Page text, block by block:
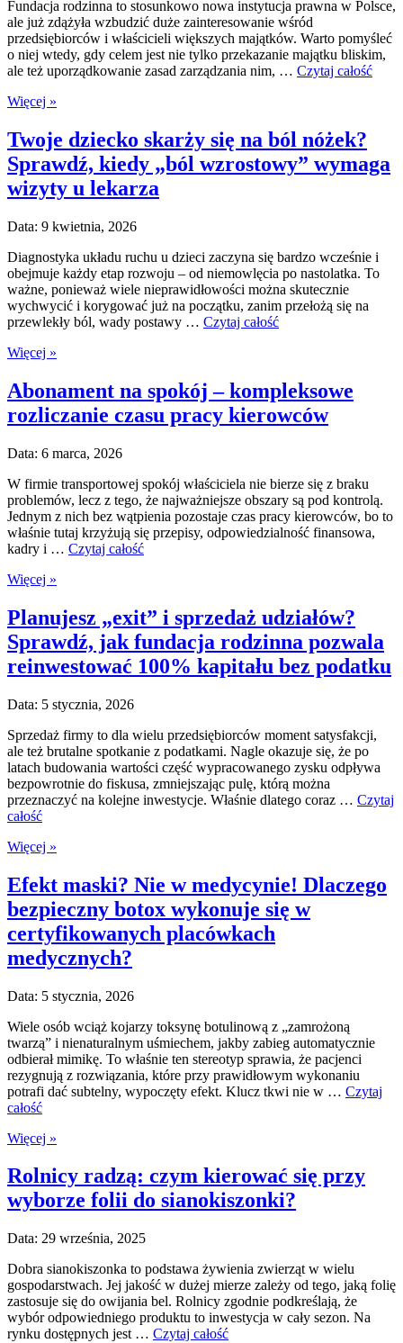
Fundacja rodzinna to stosunkowo nowa instytucja prawna w Polsce,
ale już zdążyła wzbudzić duże zainteresowanie wśród
przedsiębiorców i właścicieli większych majątków. Warto pomyśleć
o niej wtedy, gdy celem jest nie tylko przekazanie majątku bliskim,
ale też uporządkowanie zasad zarządzania nim, … Czytaj całość
Więcej »
Twoje dziecko skarży się na ból nóżek?
Sprawdź, kiedy „ból wzrostowy” wymaga
wizyty u lekarza
Data: 9 kwietnia, 2026
Diagnostyka układu ruchu u dzieci zaczyna się bardzo wcześnie i
obejmuje każdy etap rozwoju – od niemowlęcia po nastolatka. To
ważne, ponieważ wiele nieprawidłowości można skutecznie
wychwycić i korygować już na początku, zanim przełożą się na
przewlekły ból, wady postawy … Czytaj całość
Więcej »
Abonament na spokój – kompleksowe
rozliczanie czasu pracy kierowców
Data: 6 marca, 2026
W firmie transportowej spokój właściciela nie bierze się z braku
problemów, lecz z tego, że najważniejsze obszary są pod kontrolą.
Jednym z nich bez wątpienia pozostaje czas pracy kierowców, bo to
właśnie tutaj krzyżują się przepisy, odpowiedzialność finansowa,
kadry i … Czytaj całość
Więcej »
Planujesz „exit” i sprzedaż udziałów?
Sprawdź, jak fundacja rodzinna pozwala
reinwestować 100% kapitału bez podatku
Data: 5 stycznia, 2026
Sprzedaż firmy to dla wielu przedsiębiorców moment satysfakcji,
ale też brutalne spotkanie z podatkami. Nagle okazuje się, że po
latach budowania wartości część wypracowanego zysku odpływa
bezpowrotnie do fiskusa, zmniejszając pulę, którą można
przeznaczyć na kolejne inwestycje. Właśnie dlatego coraz … Czytaj
całość
Więcej »
Efekt maski? Nie w medycynie! Dlaczego
bezpieczny botox wykonuje się w
certyfikowanych placówkach
medycznych?
Data: 5 stycznia, 2026
Wiele osób wciąż kojarzy toksynę botulinową z „zamrożoną
twarzą” i nienaturalnym uśmiechem, jakby zabieg automatycznie
odbierał mimikę. To właśnie ten stereotyp sprawia, że pacjenci
rezygnują z rozwiązania, które przy prawidłowym wykonaniu
potrafi dać subtelny, wypoczęty efekt. Klucz tkwi nie w … Czytaj
całość
Więcej »
Rolnicy radzą: czym kierować się przy
wyborze folii do sianokiszonki?
Data: 29 września, 2025
Dobra sianokiszonka to podstawa żywienia zwierząt w wielu
gospodarstwach. Jej jakość w dużej mierze zależy od tego, jaką folię
zastosuje się do owijania bel. Rolnicy zgodnie podkreślają, że
wybór odpowiedniego produktu to inwestycja w cały sezon. Na
rynku dostępnych jest … Czytaj całość